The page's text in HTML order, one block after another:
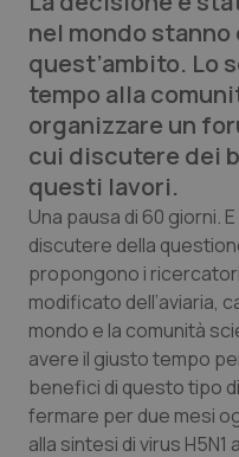
Lettere al direttore
Edizioni Regionali
QS Pro
Professionisti
Abruzzo
Basilicata
Calabria
QS Pro Gold
Artrite & artrosi
Asma & BPCO
QS Club Newsletter
nel mondo
quest’ambito. Lo
tempo alla
organizzare un
cui discutere dei
questi lavori.
Una pausa di 60 giorni.
discutere della
propongono i
modificato dell’aviaria,
mondo e la comunità
avere il giusto tempo
benefici di questo tipo
fermare per due mesi
alla sintesi di virus